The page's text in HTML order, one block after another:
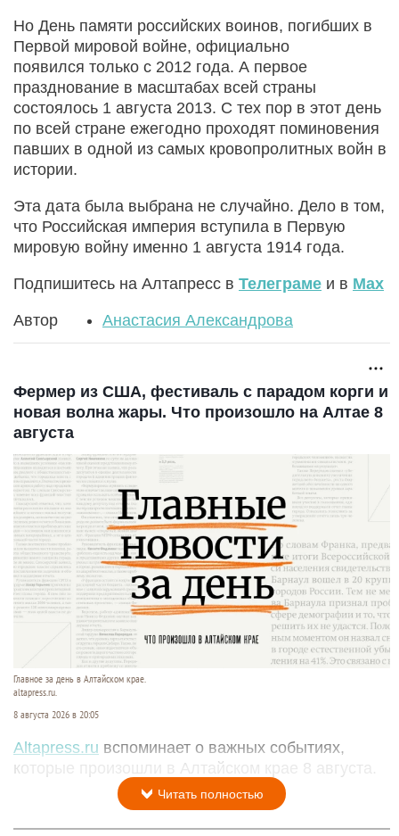
Но День памяти российских воинов, погибших в
Первой мировой войне, официально
появился только с 2012 года. А первое
празднование в масштабах всей страны
состоялось 1 августа 2013. С тех пор в этот день
по всей стране ежегодно проходят поминовения
павших в одной из самых кровопролитных войн в
истории.
Эта дата была выбрана не случайно. Дело в том,
что Российская империя вступила в Первую
мировую войну именно 1 августа 1914 года.
Подпишитесь на Алтапресс в Телеграме и в Max
Автор Анастасия Александрова
Фермер из США, фестиваль с парадом корги и
новая волна жары. Что произошло на Алтае 8
августа
Главное за день в Алтайском крае.
altapress.ru.
8 августа 2026 в 20:05
Altapress.ru вспоминает о важных событиях,
которые произошли в Алтайском крае 8 августа.
Читать полностью